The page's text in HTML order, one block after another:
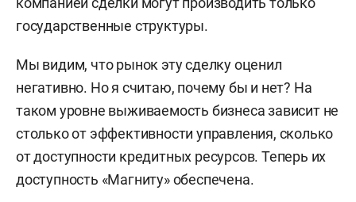
государственные структуры.
Мы видим, что рынок эту сделку оценил
негативно. Но я считаю, почему бы и нет? На
таком уровне выживаемость бизнеса зависит не
столько от эффективности управления, сколько
от доступности кредитных ресурсов. Теперь их
доступность «Магниту» обеспечена.